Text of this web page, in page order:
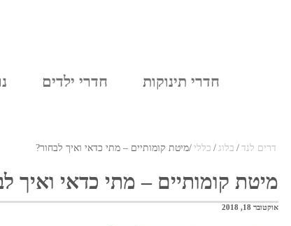
חדרי תינוקות חדרי ילדים
דרים לנד / בלוג / כללי /מיטת קומותיים – מתי כדאי ואיך לבחור?
מיטת קומותיים – מתי כדאי ואיך
אוקטובר 18, 2018